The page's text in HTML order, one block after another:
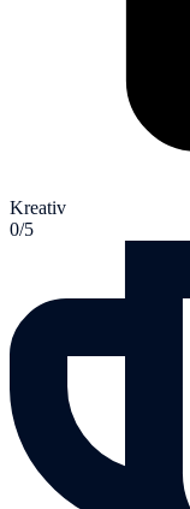
Kreativ
0/5